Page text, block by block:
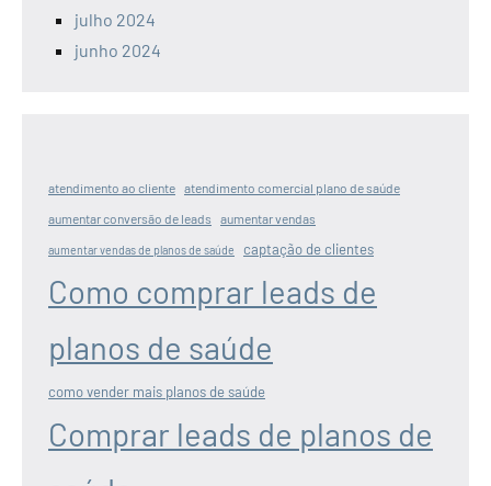
julho 2024
junho 2024
atendimento ao cliente atendimento comercial plano de saúde
aumentar conversão de leads
aumentar vendas
aumentar vendas de planos de saúde captação de clientes
Como comprar leads de
planos de saúde
como vender mais planos de saúde
Comprar leads de planos de